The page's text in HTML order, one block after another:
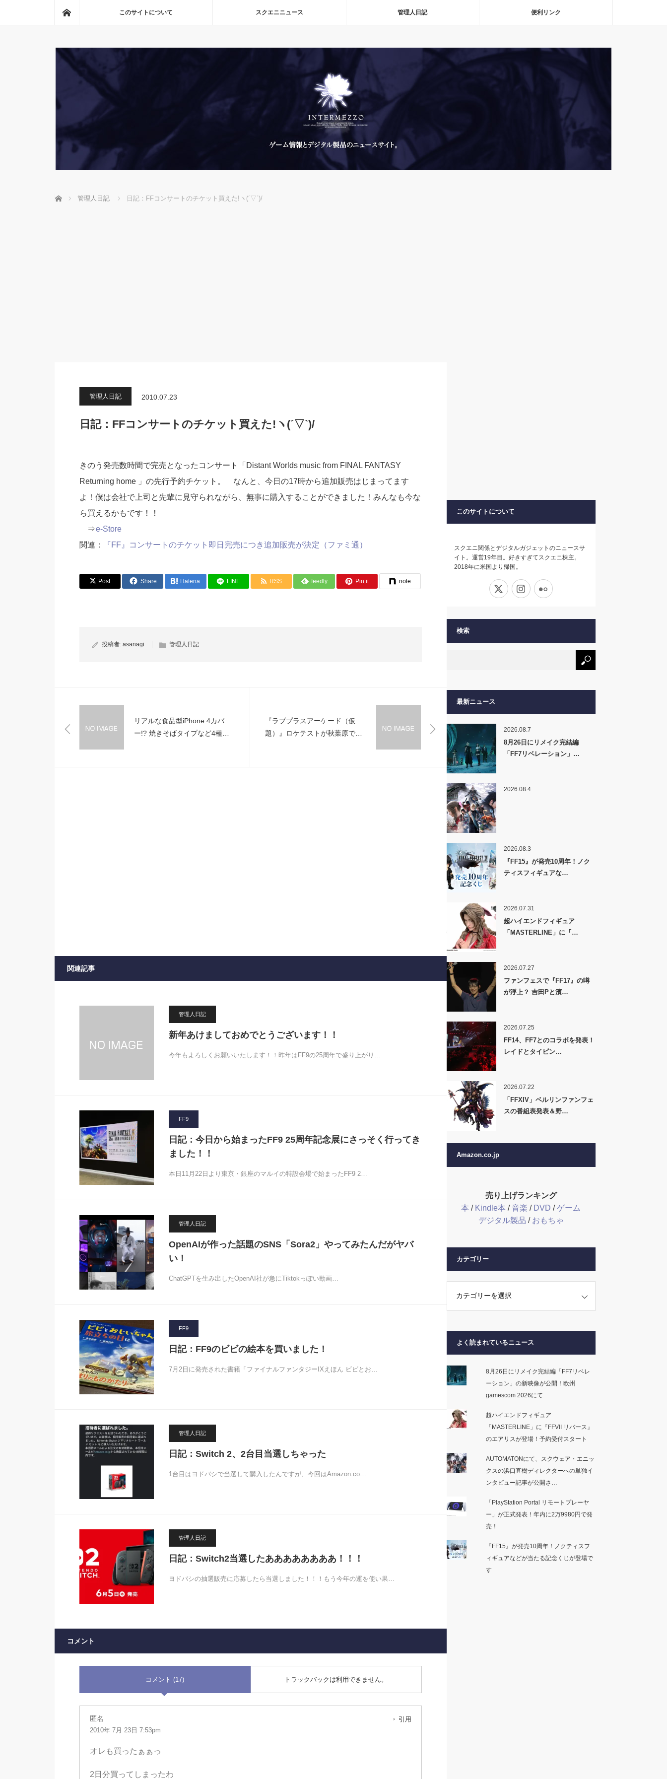
このサイトについて スクエニニュース 管理人日記 便利リンク
ホーム 管理人日記 日記：FFコンサートのチケット買えた!ヽ(´▽`)/
管理人日記 2010.07.23
日記：FFコンサートのチケット買えた!ヽ(´▽`)/
きのう発売数時間で完売となったコンサート「Distant Worlds music from FINAL FANTASY
Returning home 」の先行予約チケット。 なんと、今日の17時から追加販売はじまってます
よ！僕は会社で上司と先輩に見守られながら、無事に購入することができました！みんなも今な
ら買えるかもです！！
⇒e-Store
関連：
『FF』コンサートのチケット即日完売につき追加販売が決定（ファミ通）
Post Share Hatena LINE RSS feedly Pin it note
投稿者: asanagi 管理人日記
リアルな食品型iPhone 4カバ
ー!? 焼きそばタイプなど4種類
『ラブプラスアーケード（仮
題）』ロケテストが秋葉原で実
関連記事
管理人日記
新年あけましておめでとうございます！！
今年もよろしくお願いいたします！！昨年はFF9の25周年で盛り上がり…
FF9
日記：今日から始まったFF9 25周年記念展にさっそく行ってき
ました！！
本日11月22日より東京・銀座のマルイの特設会場で始まったFF9 2…
管理人日記
OpenAIが作った話題のSNS「Sora2」やってみたんだがヤバ
い！
ChatGPTを生み出したOpenAI社が急にTiktokっぽい動画…
FF9
日記：FF9のビビの絵本を買いました！
7月2日に発売された書籍「ファイナルファンタジーIXえほん ビビとお…
管理人日記
日記：Switch 2、2台目当選しちゃった
1台目はヨドバシで当選して購入したんですが、今回はAmazon.co…
管理人日記
日記：Switch2当選したああああああああ！！！
ヨドバシの抽選販売に応募したら当選しました！！！もう今年の運を使い果…
コメント
コメント (17) トラックバックは利用できません。
匿名
2010年 7月 23日 7:53pm
引用
オレも買ったぁぁっ
2日分買ってしまったわ
このサイトについて
スクエニ関係とデジタルガジェットのニュースサ
イト。運営19年目。好きすぎてスクエニ株主。
2018年に米国より帰国。
Instagram
検索
最新ニュース
2026.08.7
8月26日にリメイク完結編
「FF7リベレーション」…
2026.08.4
2026.08.3
『FF15』が発売10周年！ノク
ティスフィギュアな…
2026.07.31
超ハイエンドフィギュア
「MASTERLINE」に『…
2026.07.27
ファンフェスで『FF17』の噂
が浮上？ 吉田Pと濱…
2026.07.25
FF14、FF7とのコラボを発表！
レイドとタイピン…
2026.07.22
「FFXIV」ベルリンファンフェ
スの番組表発表＆野…
Amazon.co.jp
売り上げランキング
本 / Kindle本 /音楽 / DVD /ゲーム
デジタル製品 / おもちゃ
カテゴリー
よく読まれているニュース
8月26日にリメイク完結編「FF7リベレ
ーション」の新映像が公開！欧州
gamescom 2026にて
超ハイエンドフィギュア
「MASTERLINE」に『FFVII リバース』
のエアリスが登場！予約受付スタート
AUTOMATONにて、スクウェア・エニッ
クスの浜口直樹ディレクターへの単独イ
ンタビュー記事が公開さ…
「PlayStation Portal リモートプレーヤ
ー」が正式発表！年内に2万9980円で発
売！
『FF15』が発売10周年！ノクティスフ
ィギュアなどが当たる記念くじが登場で
す